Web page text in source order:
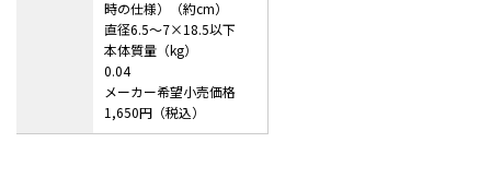
時の仕様）（約cm）
直径6.5～7×18.5以下
本体質量（kg）
0.04
メーカー希望小売価格
1,650円（税込）